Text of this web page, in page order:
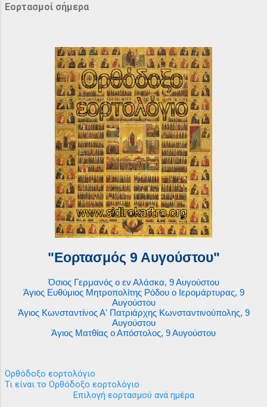
Εορτασμοί σήμερα
"Εορτασμός 9 Αυγούστου"
Όσιος Γερμανός ο εν Αλάσκα, 9 Αυγούστου
Άγιος Ευθύμιος Μητροπολίτης Ρόδου ο Ιερομάρτυρας, 9
Αυγούστου
Άγιος Κωνσταντίνος Α' Πατριάρχης Κωνσταντινούπολης, 9
Αυγούστου
Άγιος Ματθίας ο Απόστολος, 9 Αυγούστου
Ορθόδοξο εορτολόγιο
Τι είναι το Ορθόδοξο εορτολόγιο
Επιλογή εορτασμού ανά ημέρα